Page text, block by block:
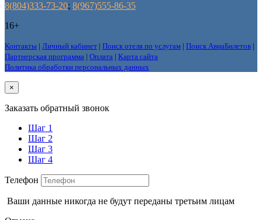
8(804)333-73-20; 8(967)555-86-35
16+
Контакты | Личный кабинет | Поиск отеля по услугам | Поиск АвиаБилетов |
Партнерская программа | Оплата | Карта сайта
Политика обработки персональных данных
×
Заказать обратный звонок
Шаг 1
Шаг 2
Шаг 3
Шаг 4
Телефон
Ваши данные никогда не будут переданы третьим лицам